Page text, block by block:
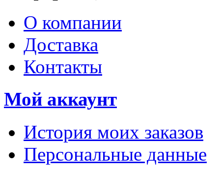
О компании
Доставка
Контакты
Мой аккаунт
История моих заказов
Персональные данные